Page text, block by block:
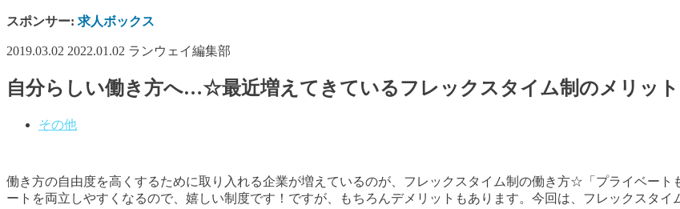
スポンサー: 求人ボックス
2019.03.02 2022.01.02 ランウェイ編集部
自分らしい働き方へ…☆最近増えてきているフレックスタイム制のメリット
その他
働き方の自由度を高くするために取り入れる企業が増えているのが、フレックスタイム制の働き方☆「プライベー
ートを両立しやすくなるので、嬉しい制度です！ですが、もちろんデメリットもあります。今回は、フレックスタイ